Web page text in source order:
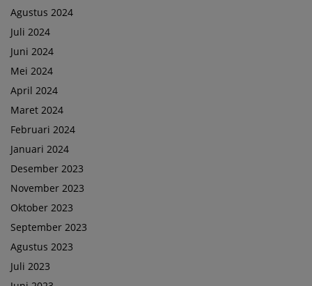
Agustus 2024
Juli 2024
Juni 2024
Mei 2024
April 2024
Maret 2024
Februari 2024
Januari 2024
Desember 2023
November 2023
Oktober 2023
September 2023
Agustus 2023
Juli 2023